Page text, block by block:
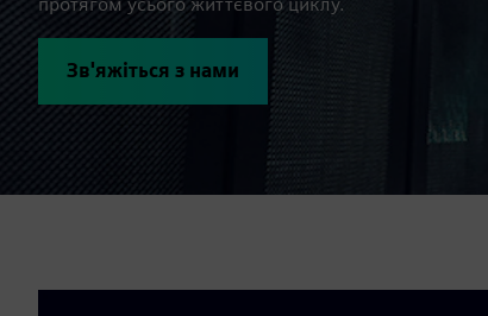
Зв'яжіться з нами